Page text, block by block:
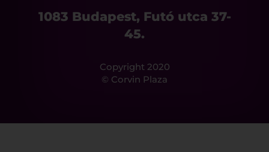
1083 Budapest, Futó utca 37-
45.
Copyright 2020
© Corvin Plaza